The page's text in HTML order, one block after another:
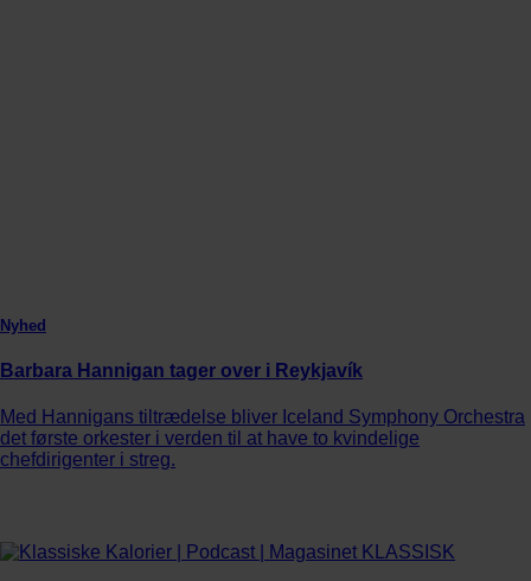
Nyhed
Barbara Hannigan tager over i Reykjavík
Med Hannigans tiltrædelse bliver Iceland Symphony Orchestra
det første orkester i verden til at have to kvindelige
chefdirigenter i streg.